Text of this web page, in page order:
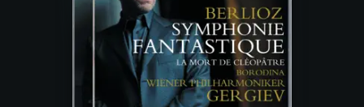
Apple Musicをインストール